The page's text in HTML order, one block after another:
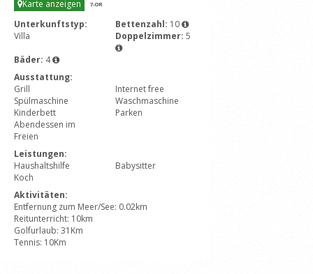
Karte anzeigen 7-OR
Unterkunftstyp:
Villa
Bettenzahl: 10
Doppelzimmer: 5
Bäder: 4
Ausstattung:
Grill
Internet free
Spülmaschine
Waschmaschine
Kinderbett
Parken
Abendessen im
Freien
Leistungen:
Haushaltshilfe
Babysitter
Koch
Aktivitäten:
Entfernung zum Meer/See: 0.02km
Reitunterricht: 10km
Golfurlaub: 31Km
Tennis: 10Km